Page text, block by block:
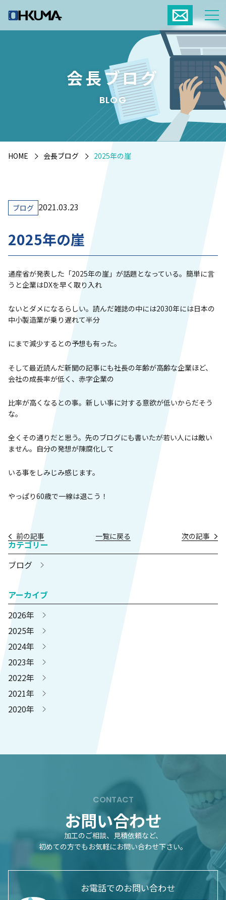
会長ブログ
BLOG
HOME 会長ブログ 2025年の崖
ブログ 2021.03.23
2025年の崖
通産省が発表した「2025年の崖」が話題となっている。簡単に言
うと企業はDXを早く取り入れ
ないとダメになるらしい。読んだ雑誌の中には2030年には日本の
中小製造業が乗り遅れて半分
にまで減少するとの予想も有った。
そして最近読んだ新聞の記事にも社長の年齢が高齢な企業ほど、
会社の成長率が低く、赤字企業の
比率が高くなるとの事。新しい事に対する意欲が低いからだそう
な。
全くその通りだと思う。先のブログにも書いたが若い人には敵い
ません。自分の発想が陳腐化して
いる事をしみじみ感じます。
やっぱり60歳で一線は退こう！
前の記事 一覧に戻る 次の記事
カテゴリー
ブログ
アーカイブ
2026年
2025年
2024年
2023年
2022年
2021年
2020年
CONTACT
お問い合わせ
加工のご相談、見積依頼など、
初めての方でもお気軽にお問い合わせ下さい。
お電話でのお問い合わせ